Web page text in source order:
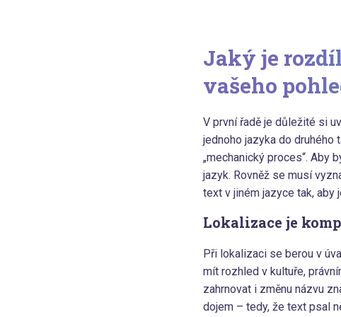
Jaký je
vašeho
V první řadě je důležité si
jednoho jazyka do druhého
„mechanický proces“. Aby
jazyk. Rovněž se musí
text v jiném jazyce tak, aby
Lokalizace je
Při lokalizaci se berou v
mít rozhled v kultuře,
zahrnovat i změnu názvu
dojem – tedy, že text psal